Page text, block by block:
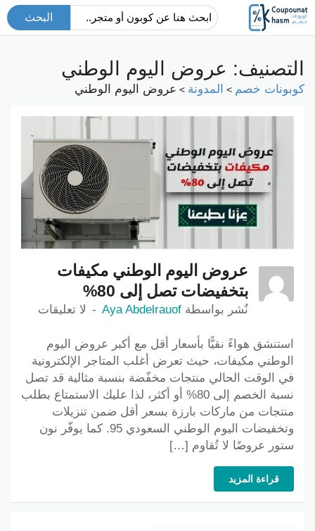
البحث
التصنيف: عروض اليوم الوطني
كوبونات خصم > المدونة > عروض اليوم الوطني
عروض اليوم الوطني مكيفات
بتخفيضات تصل إلى 80%
نٌشر بواسطة Aya Abdelrauof لا تعليقات
استنشق هواءً نقيًّا بأسعار أقل مع أكبر عروض اليوم
الوطني مكيفات، حيث تعرض أغلب المتاجر الإلكترونية
في الوقت الحالي منتجات مخفّضة بنسبة مثالية قد تصل
نسبة الخصم إلى 80% أو أكثر، لذا عليك الاستمتاع بطلب
منتجات من ماركات بارزة بسعر أقل ضمن تنزيلات
وتخفيضات اليوم الوطني السعودي 95. كما يوفّر نون
ستور عروضًا لا تُقاوم […]
قراءة المزيد